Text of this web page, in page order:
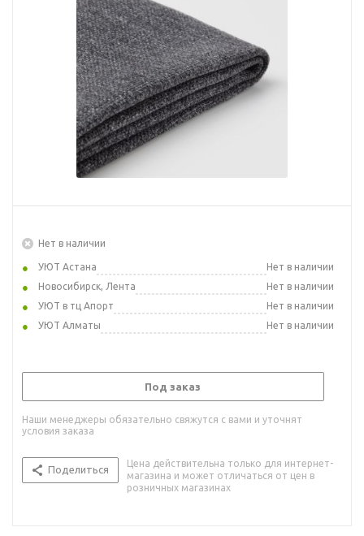
Нет в наличии
УЮТ Астана
Нет в наличии
Новосибирск, Лента
Нет в наличии
УЮТ в тц Апорт
Нет в наличии
УЮТ Алматы
Нет в наличии
Под заказ
Наши менеджеры обязательно свяжутся с вами и уточнят
условия заказа
Поделиться
Цена действительна только для интернет-
магазина и может отличаться от цен в
розничных магазинах